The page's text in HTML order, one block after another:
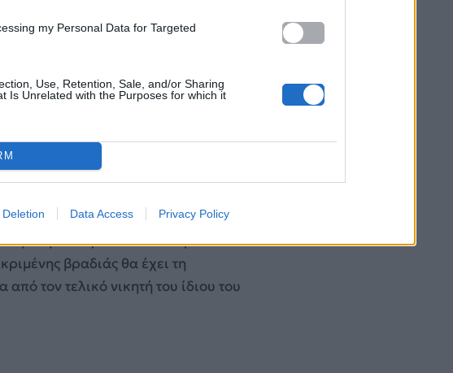
my Personal Data for Targeted
Use, Retention, Sale, and/or Sharing
Is Unrelated with the Purposes for which it
Deletion Data Access Privacy Policy
η παραδοσιακή βραδιά των
θα παρουσιάζουν εκ νέου τα
στα πρότυπα του ευρωπαϊκού
βραδιάς θα έχει τη
τον τελικό νικητή του ίδιου του